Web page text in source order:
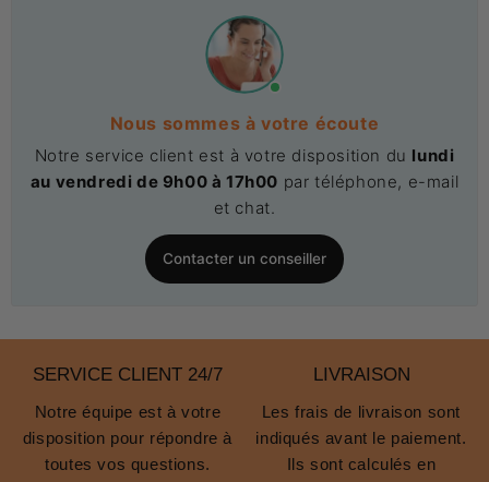
Nous sommes à votre écoute
Notre service client est à votre disposition du lundi
au vendredi de 9h00 à 17h00 par téléphone, e-mail
et chat.
Contacter un conseiller
SERVICE CLIENT 24/7
Notre équipe est à votre
disposition pour répondre à
toutes vos questions.
LIVRAISON
Les frais de livraison sont
indiqués avant le paiement.
Ils sont calculés en